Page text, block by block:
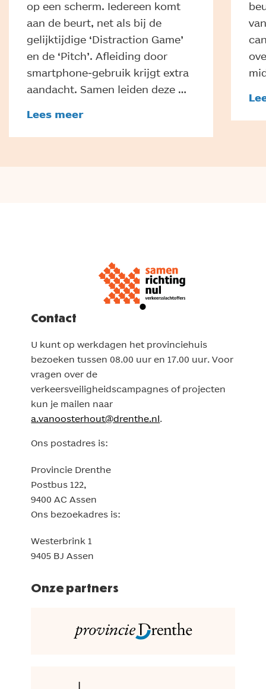
op een scherm. Iedereen komt
aan de beurt, net als bij de
gelijktijdige ‘Distraction Game’
en de ‘Pitch’. Afleiding door
smartphone-gebruik krijgt extra
aandacht. Samen leiden deze …
Lees meer
Contact
U kunt op werkdagen het provinciehuis
bezoeken tussen 08.00 uur en 17.00 uur. Voor
vragen over de
verkeersveiligheidscampagnes of projecten
kun je mailen naar
a.vanoosterhout@drenthe.nl.
Ons postadres is:
Provincie Drenthe
Postbus 122,
9400 AC Assen
Ons bezoekadres is:
Westerbrink 1
9405 BJ Assen
Onze partners